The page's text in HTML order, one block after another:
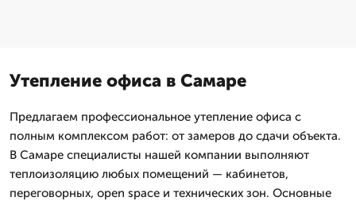
Утепление офиса в Самаре
Предлагаем профессиональное утепление офиса с
полным комплексом работ: от замеров до сдачи объекта.
В Самаре специалисты нашей компании выполняют
теплоизоляцию любых помещений — кабинетов,
переговорных, open space и технических зон. Основные